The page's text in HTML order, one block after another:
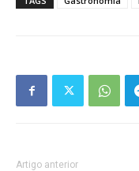
Artigo anterior